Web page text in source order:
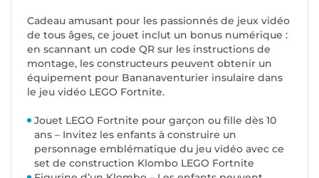
Cadeau amusant pour les passionnés de jeux vidéo
de tous âges, ce jouet inclut un bonus numérique :
en scannant un code QR sur les instructions de
montage, les constructeurs peuvent obtenir un
équipement pour Bananaventurier insulaire dans
le jeu vidéo LEGO Fortnite.
Jouet LEGO Fortnite pour garçon ou fille dès 10
ans – Invitez les enfants à construire un
personnage emblématique du jeu vidéo avec ce
set de construction Klombo LEGO Fortnite